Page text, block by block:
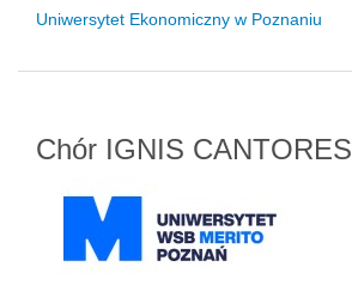
Uniwersytet Ekonomiczny w Poznaniu
Chór IGNIS CANTORES